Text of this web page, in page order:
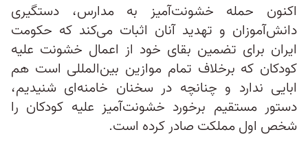
اکنون حمله خشونت‌آمیز به مدارس، دستگیری
دانش‌آموزان و تهدید آنان اثبات می‌کند که حکومت
ایران برای تضمین بقای خود از اعمال خشونت علیه
کودکان که برخلاف تمام موازین بین‌المللی است هم
ابایی ندارد و چنانچه در سخنان خامنه‌ای شنیدیم،
دستور مستقیم برخورد خشونت‌آمیز علیه کودکان را
شخص اول مملکت صادر کرده است.